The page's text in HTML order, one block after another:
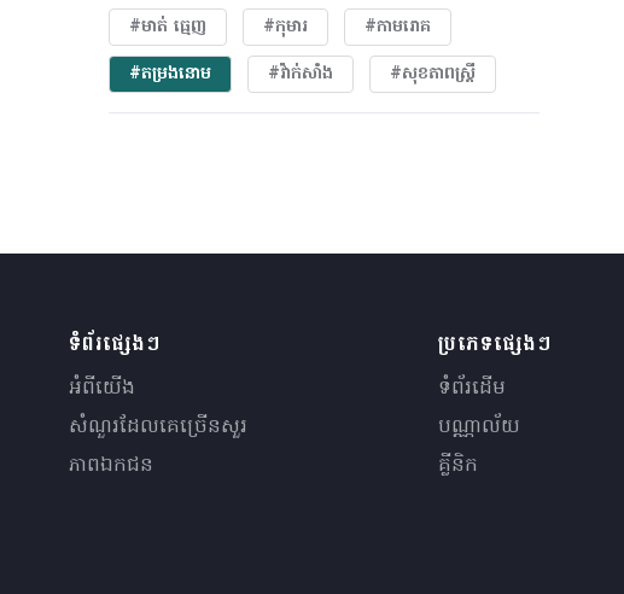
#មាត់ ធ្មេញ
#កុមារ
#កាមរោគ
#តម្រងនោម
#វ៉ាក់សាំង #សុខភាពស្រ្តី
ទំព័រផ្សេងៗ
អំពីយើង
សំណួរ​ដែលគេ​ច្រើន​សួរ
ភាពឯកជន
ប្រភេទផ្សេងៗ
ទំព័រដើម
បណ្ណាល័យ
គ្លីនិក